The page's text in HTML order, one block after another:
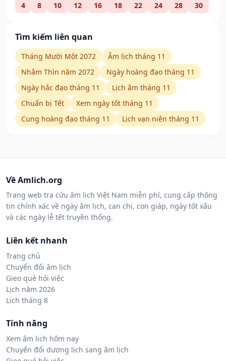
4 8 10 12 16 18 22 24 28 30
Tìm kiếm liên quan
Tháng Mười Một 2072
Âm lịch tháng 11
Nhâm Thìn năm 2072
Ngày hoàng đạo tháng 11
Ngày hắc đạo tháng 11
Lịch âm tháng 11
Chuẩn bị Tết
Xem ngày tốt tháng 11
Cung hoàng đạo tháng 11
Lịch vạn niên tháng 11
Về Amlich.org
Trang web tra cứu âm lịch Việt Nam miễn phí, cung cấp thông
tin chính xác về ngày âm lịch, can chi, con giáp, ngày tốt xấu
và các ngày lễ tết truyền thống.
Liên kết nhanh
Trang chủ
Chuyển đổi âm lịch
Gieo quẻ hỏi việc
Lịch năm 2026
Lịch tháng 8
Tính năng
Xem âm lịch hôm nay
Chuyển đổi dương lịch sang âm lịch